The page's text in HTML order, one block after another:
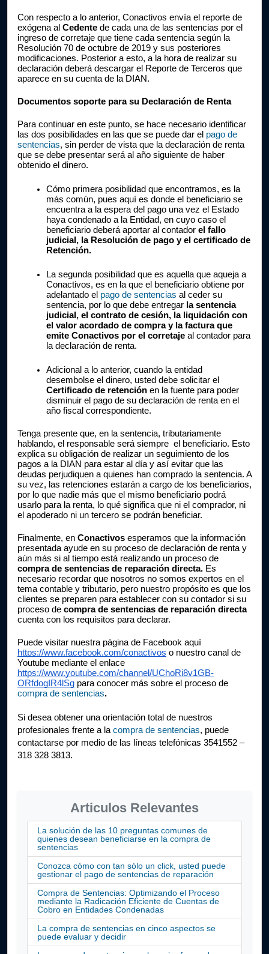
Con respecto a lo anterior, Conactivos envía el reporte de
exógena al Cedente de cada una de las sentencias por el
ingreso de corretaje que tiene cada sentencia según la
Resolución 70 de octubre de 2019 y sus posteriores
modificaciones. Posterior a esto, a la hora de realizar su
declaración deberá descargar el Reporte de Terceros que
aparece en su cuenta de la DIAN.
Documentos soporte para su Declaración de Renta
Para continuar en este punto, se hace necesario identificar
las dos posibilidades en las que se puede dar el pago de
sentencias, sin perder de vista que la declaración de renta
que se debe presentar será al año siguiente de haber
obtenido el dinero.
Cómo primera posibilidad que encontramos, es la
más común, pues aquí es donde el beneficiario se
encuentra a la espera del pago una vez el Estado
haya condenado a la Entidad, en cuyo caso el
beneficiario deberá aportar al contador el fallo
judicial, la Resolución de pago y el certificado de
Retención.
La segunda posibilidad que es aquella que aqueja a
Conactivos, es en la que el beneficiario obtiene por
adelantado el pago de sentencias al ceder su
sentencia, por lo que debe entregar la sentencia
judicial, el contrato de cesión, la liquidación con
el valor acordado de compra y la factura que
emite Conactivos por el corretaje al contador para
la declaración de renta.
Adicional a lo anterior, cuando la entidad
Certificado de retención en la fuente para poder
disminuir el pago de su declaración de renta en el
año fiscal correspondiente.
Tenga presente que, en la sentencia, tributariamente
hablando, el responsable será siempre  el beneficiario. Esto
explica su obligación de realizar un seguimiento de los
pagos a la DIAN para estar al día y así evitar que las
deudas perjudiquen a quienes han comprado la sentencia. A
su vez, las retenciones estarán a cargo de los beneficiarios,
por lo que nadie más que el mismo beneficiario podrá
usarlo para la renta, lo qué significa que ni el comprador, ni
el apoderado ni un tercero se podrán beneficiar.
Finalmente, en Conactivos esperamos que la información
presentada ayude en su proceso de declaración de renta y
compra de sentencias de reparación directa. Es
necesario recordar que nosotros no somos expertos en el
tema contable y tributario, pero nuestro propósito es que los
clientes se preparen para establecer con su contador si su
proceso de
compra de sentencias de reparación directa
cuenta con los requisitos para declarar.
https://www.facebook.com/conactivos o nuestro canal de
https://www.youtube.com/channel/UChoRi8v1GB-
ORfdogIR4lSg
compra de sentencias.
Si desea obtener una orientación total de nuestros
profesionales frente a la compra de sentencias, puede
contactarse por medio de las líneas telefónicas 3541552 –
318 328 3813.
Articulos Relevantes
La solución de las 10 preguntas comunes de
quienes desean beneficiarse en la compra de
sentencias
Conozca cómo con tan sólo un click, usted puede
gestionar el pago de sentencias de reparación
Compra de Sentencias: Optimizando el Proceso
mediante la Radicación Eficiente de Cuentas de
Cobro en Entidades Condenadas
La compra de sentencias en cinco aspectos se
puede evaluar y decidir